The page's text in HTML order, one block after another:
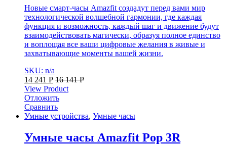
Новые смарт-часы Amazfit создадут перед вами мир
технологической волшебной гармонии, где каждая
функция и возможность, каждый шаг и движение будут
взаимодействовать магически, образуя полное единство
и воплощая все ваши цифровые желания в живые и
захватывающие моменты вашей жизни.
SKU: n/a
14 241 Р 16 141Р
View Product
Отложить
Сравнить
Умные устройства, Умные часы
Умные часы Amazfit Pop 3R